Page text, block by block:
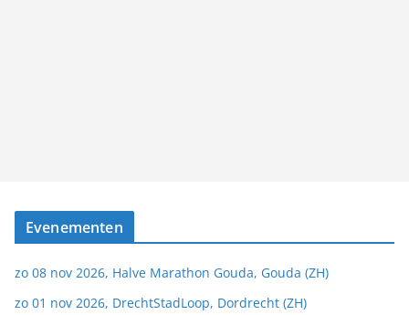
Evenementen
zo 08 nov 2026, Halve Marathon Gouda, Gouda (ZH)
zo 01 nov 2026, DrechtStadLoop, Dordrecht (ZH)